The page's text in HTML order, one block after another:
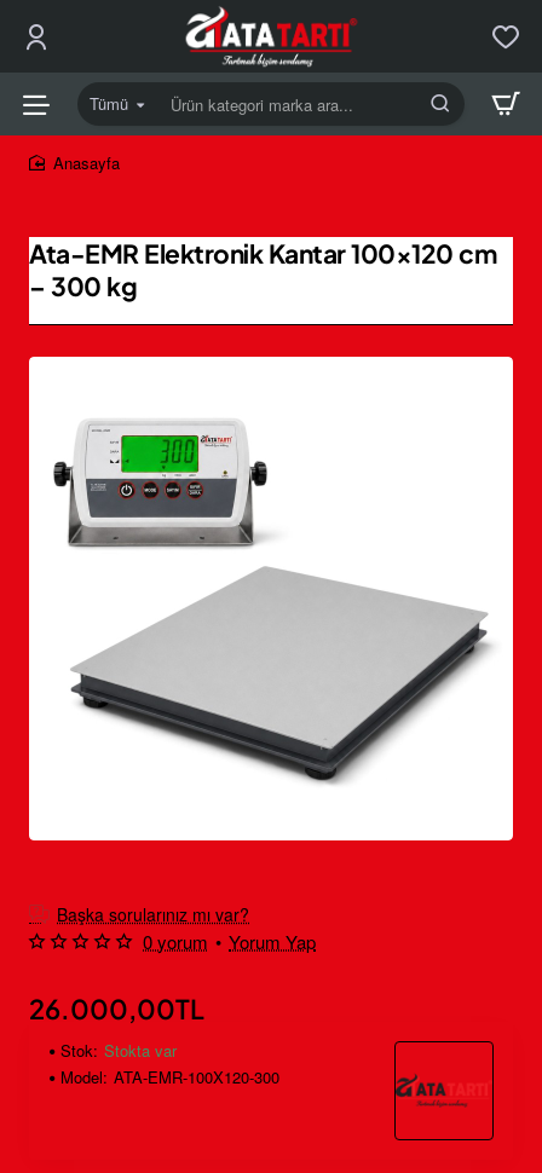
Tümü
Ürün
kategori
marka
Ata-EMR Elektronik Kantar 100×120 cm
– 300 kg
Başka sorularınız mı var?
0 yorum • Yorum Yap
26.000,00TL
Stok: Stokta var
Model: ATA-EMR-100X120-300